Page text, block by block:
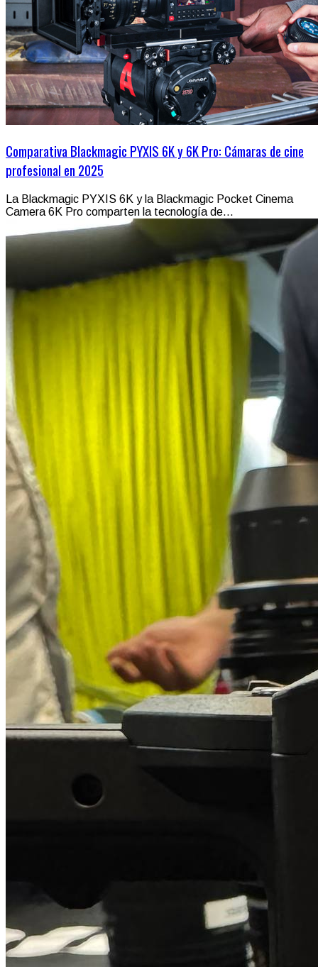
Comparativa Blackmagic PYXIS 6K y 6K Pro: Cámaras de cine
profesional en 2025
La Blackmagic PYXIS 6K y la Blackmagic Pocket Cinema
Camera 6K Pro comparten la tecnología de...